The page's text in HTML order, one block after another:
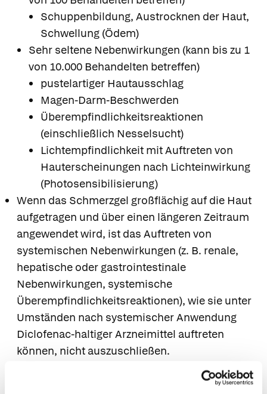
Schuppenbildung, Austrocknen der Haut,
Schwellung (Ödem)
Sehr seltene Nebenwirkungen (kann bis zu 1
von 10.000 Behandelten betreffen)
pustelartiger Hautausschlag
Magen-Darm-Beschwerden
Überempfindlichkeitsreaktionen
(einschließlich Nesselsucht)
Lichtempfindlichkeit mit Auftreten von
Hauterscheinungen nach Lichteinwirkung
(Photosensibilisierung)
Wenn das Schmerzgel großflächig auf die Haut
aufgetragen und über einen längeren Zeitraum
angewendet wird, ist das Auftreten von
systemischen Nebenwirkungen (z. B. renale,
hepatische oder gastrointestinale
Nebenwirkungen, systemische
Überempfindlichkeitsreaktionen), wie sie unter
Umständen nach systemischer Anwendung
Diclofenac-haltiger Arzneimittel auftreten
können, nicht auszuschließen.
Nebenwirkungen feststellen oder vermuten,